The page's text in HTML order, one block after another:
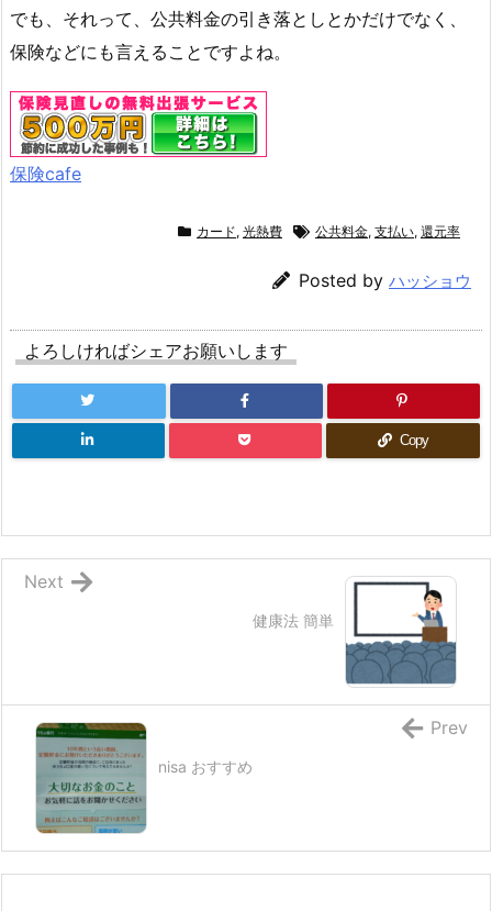
でも、それって、公共料金の引き落としとかだけでなく、
保険などにも言えることですよね。
保険cafe
カード, 光熱費 公共料金, 支払い, 還元率
Posted by ハッショウ
よろしければシェアお願いします
Copy
健康法 簡単
Next
nisa おすすめ
Prev